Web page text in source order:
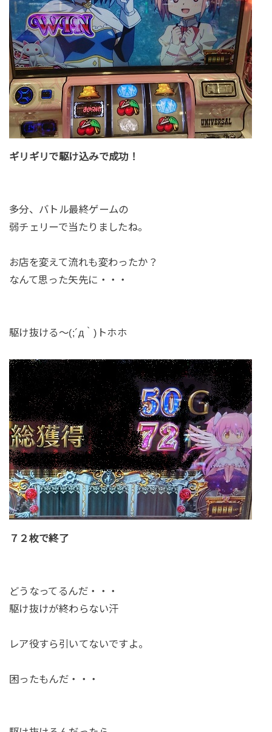
ギリギリで駆け込みで成功！
多分、バトル最終ゲームの
弱チェリーで当たりましたね。
お店を変えて流れも変わったか？
なんて思った矢先に・・・
駆け抜ける～(;´д｀)トホホ
７２枚で終了
どうなってるんだ・・・
駆け抜けが終わらない汗
レア役すら引いてないですよ。
困ったもんだ・・・